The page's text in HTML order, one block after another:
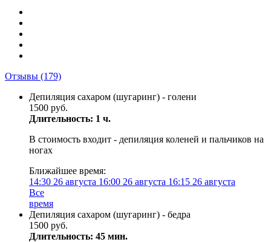
Отзывы (179)
Депиляция сахаром (шугаринг) - голени
1500 руб.
Длительность: 1 ч.
В стоимость входит - депиляция коленей и пальчиков на
ногах
Ближайшее время:
14:30 26 августа 16:00 26 августа 16:15 26 августа
Все
время
Депиляция сахаром (шугаринг) - бедра
1500 руб.
Длительность: 45 мин.